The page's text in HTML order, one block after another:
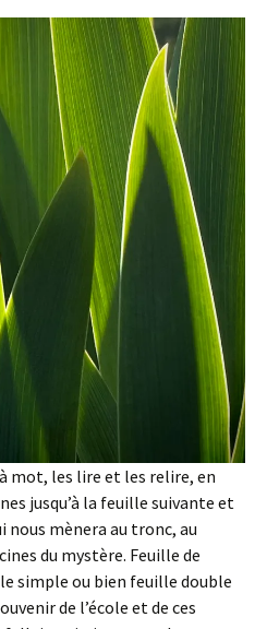
mot, les lire et les relire, en
jusqu’à la feuille suivante et
nous mènera au tronc, au
du mystère. Feuille de
simple ou bien feuille double
de l’école et de ces